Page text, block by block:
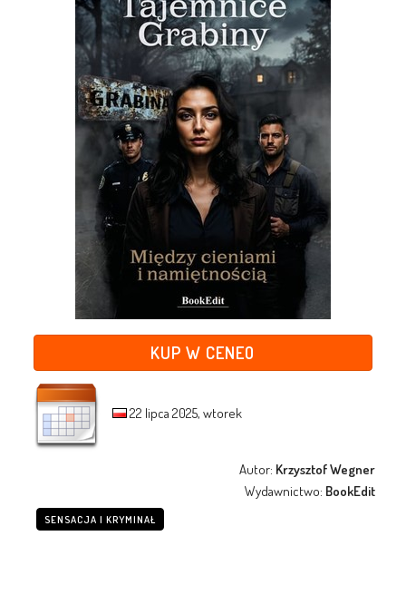
KUP W CENEO
22 lipca 2025, wtorek
Autor: Krzysztof Wegner
Wydawnictwo: BookEdit
SENSACJA I KRYMINAŁ